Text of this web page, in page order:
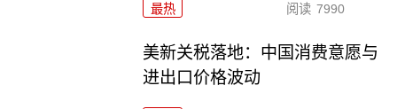
最热 阅读 7990
美新关税落地：中国消费意愿与
进出口价格波动